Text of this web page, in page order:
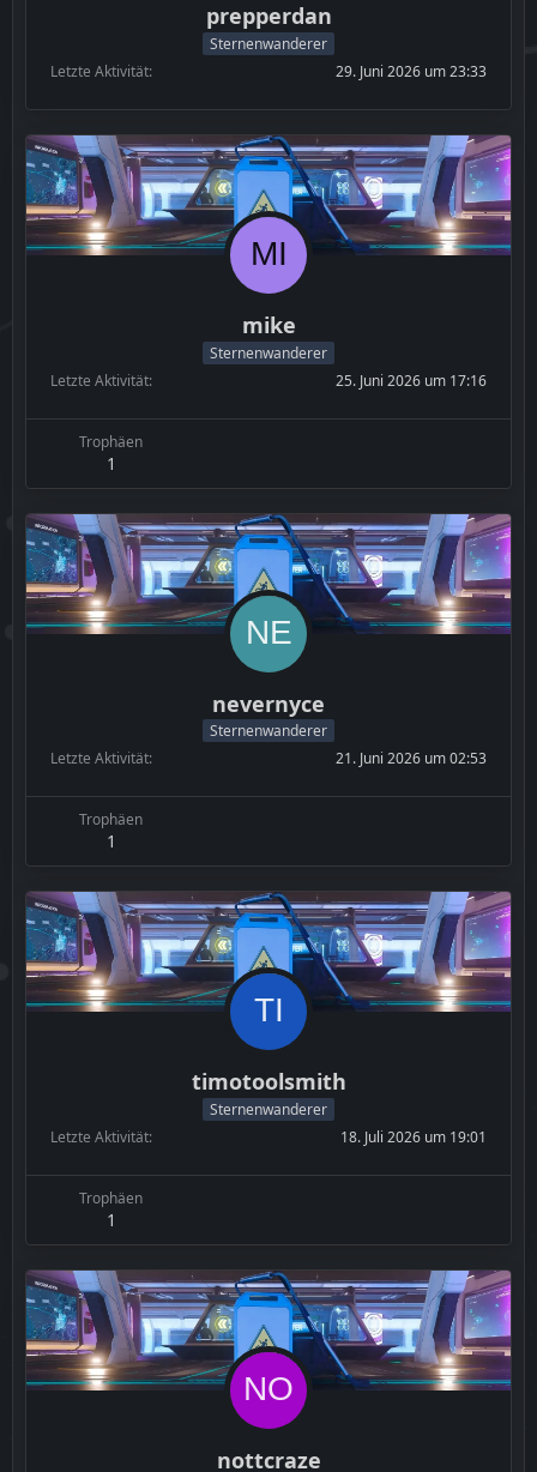
prepperdan
Sternenwanderer
Letzte Aktivität
29. Juni 2026 um 23:33
mike
Sternenwanderer
Letzte Aktivität
25. Juni 2026 um 17:16
Trophäen
1
nevernyce
Sternenwanderer
Letzte Aktivität
21. Juni 2026 um 02:53
Trophäen
1
timotoolsmith
Sternenwanderer
Letzte Aktivität
18. Juli 2026 um 19:01
Trophäen
1
nottcraze